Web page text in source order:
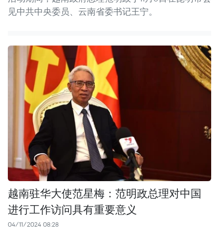
见中共中央委员、云南省委书记王宁。
越南驻华大使范星梅：范明政总理对中国
进行工作访问具有重要意义
04/11/2024 08:28